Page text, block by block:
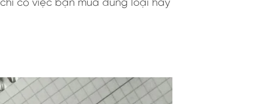
có việc bạn mua đúng loại hay